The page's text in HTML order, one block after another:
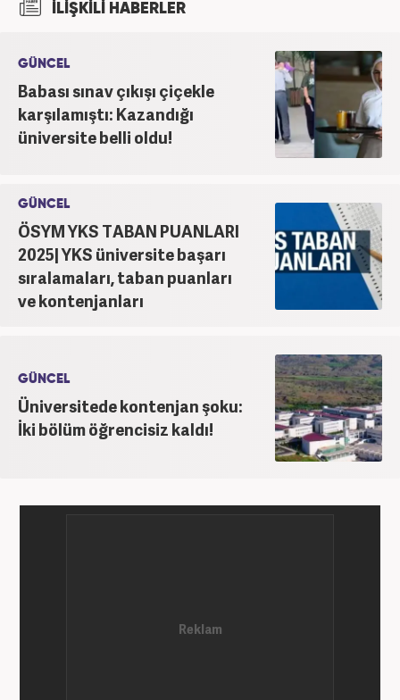
İLİŞKİLİ HABERLER
GÜNCEL
Babası sınav çıkışı çiçekle
karşılamıştı: Kazandığı
üniversite belli oldu!
GÜNCEL
ÖSYM YKS TABAN PUANLARI
2025| YKS üniversite başarı
sıralamaları, taban puanları
ve kontenjanları
GÜNCEL
Üniversitede kontenjan şoku:
İki bölüm öğrencisiz kaldı!